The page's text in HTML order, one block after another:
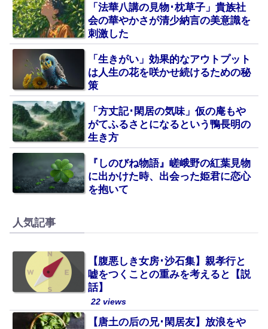
「法華八講の見物･枕草子」貴族社
会の華やかさが清少納言の美意識を
刺激した
「生きがい」効果的なアウトプット
は人生の花を咲かせ続けるための秘
策
「方丈記･閑居の気味」仮の庵もや
がてふるさとになるという鴨長明の
生き方
『しのびね物語』嵯峨野の紅葉見物
に出かけた時、出会った姫君に恋心
を抱いて
人気記事
【腹悪しき女房･沙石集】親孝行と
嘘をつくことの重みを考えると【説
話】
22 views
【唐土の后の兄･閑居友】放浪をや